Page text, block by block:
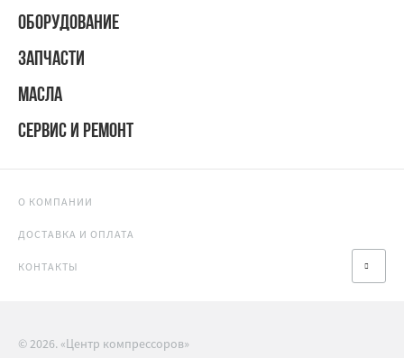
ОБОРУДОВАНИЕ
ЗАПЧАСТИ
МАСЛА
СЕРВИС И РЕМОНТ
О КОМПАНИИ
ДОСТАВКА И ОПЛАТА
КОНТАКТЫ
© 2026. «Центр компрессоров»